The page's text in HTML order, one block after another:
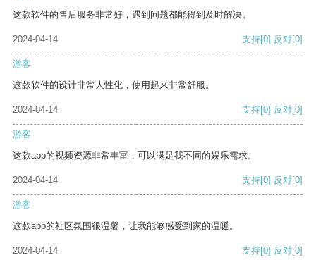
这款软件的售后服务非常好，遇到问题都能得到及时解决。
2024-04-14 支持[0] 反对[0]
游客
这款软件的设计非常人性化，使用起来非常舒服。
2024-04-14 支持[0] 反对[0]
游客
这款app的视频资源非常丰富，可以满足我不同的娱乐需求。
2024-04-14 支持[0] 反对[0]
游客
这款app的社区氛围很温馨，让我能够感受到家的温暖。
2024-04-14 支持[0] 反对[0]